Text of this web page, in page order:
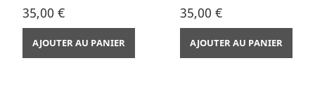
Prix
35,00 €
AJOUTER AU PANIER
Prix
35,00 €
AJOUTER AU PANIER